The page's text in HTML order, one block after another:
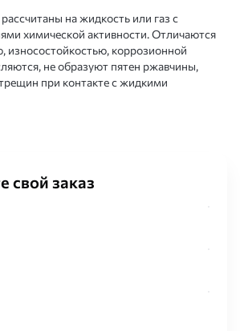
на жидкость или газ с
химической активности. Отличаются
износостойкостью, коррозионной
не образуют пятен ржавчины,
при контакте с жидкими
водами, грунтовыми водами.
атмосферных осадков.
до 0.07МПа;
ст3, 09Г2С и пр.;
до +475С.;
наносится дополнительный слой
свой заказ